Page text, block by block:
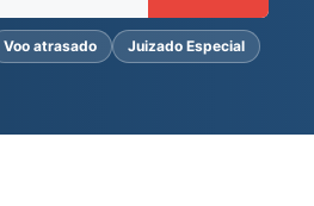
Voo atrasado Juizado Especial